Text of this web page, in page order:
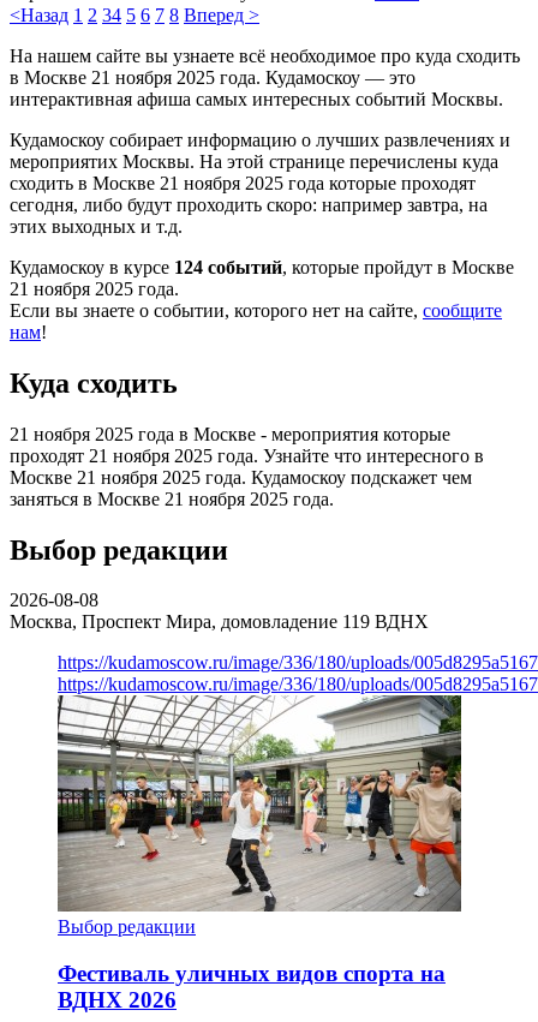
<Назад 1 2 34 5 6 7 8 Вперед >
На нашем сайте вы узнаете всё необходимое про куда сходить
в Москве 21 ноября 2025 года. Кудамоскоу — это
интерактивная афиша самых интересных событий Москвы.
Кудамоскоу собирает информацию о лучших развлечениях и
мероприятих Москвы. На этой странице перечислены куда
сходить в Москве 21 ноября 2025 года которые проходят
сегодня, либо будут проходить скоро: например завтра, на
этих выходных и т.д.
Кудамоскоу в курсе 124 событий, которые пройдут в Москве
21 ноября 2025 года.
Если вы знаете о событии, которого нет на сайте, сообщите
нам!
Куда сходить
21 ноября 2025 года в Москве - мероприятия которые
проходят 21 ноября 2025 года. Узнайте что интересного в
Москве 21 ноября 2025 года. Кудамоскоу подскажет чем
заняться в Москве 21 ноября 2025 года.
Выбор редакции
2026-08-08
Москва, Проспект Мира, домовладение 119 ВДНХ
https://kudamoscow.ru/image/336/180/uploads/
https://kudamoscow.ru/image/336/180/uploads/
Выбор редакции
Фестиваль уличных видов спорта на
ВДНХ 2026